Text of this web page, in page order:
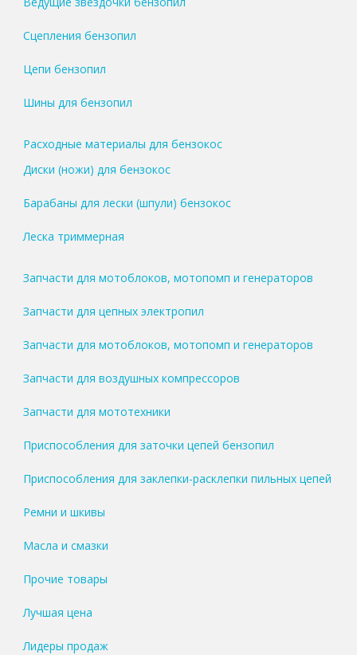
Сцепления бензопил
Цепи бензопил
Шины для бензопил
Расходные материалы для бензокос
Диски (ножи) для бензокос
Барабаны для лески (шпули) бензокос
Леска триммерная
Запчасти для мотоблоков, мотопомп и генераторов
Запчасти для цепных электропил
Запчасти для мотоблоков, мотопомп и генераторов
Запчасти для воздушных компрессоров
Запчасти для мототехники
Приспособления для заточки цепей бензопил
Приспособления для заклепки-расклепки пильных цепей
Ремни и шкивы
Масла и смазки
Прочие товары
Лучшая цена
Лидеры продаж